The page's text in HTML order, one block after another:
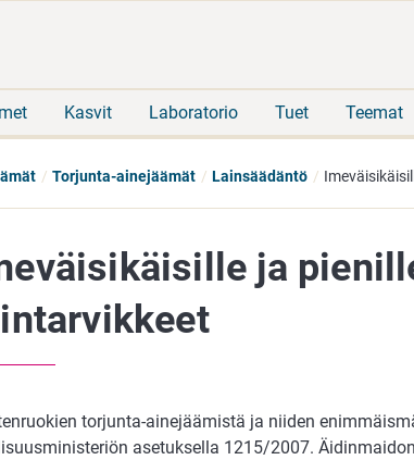
Kasvit Laboratorio Tuet Teemat
Torjunta-ainejäämät Lainsäädäntö
ja
torjunta-ainejäämistä ja niiden
asetuksella 1215/2007.